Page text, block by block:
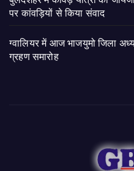
पर कांवड़ियों से किया संवाद
ग्वालियर में आज भाजयुमो जिला
ग्रहण समारोह